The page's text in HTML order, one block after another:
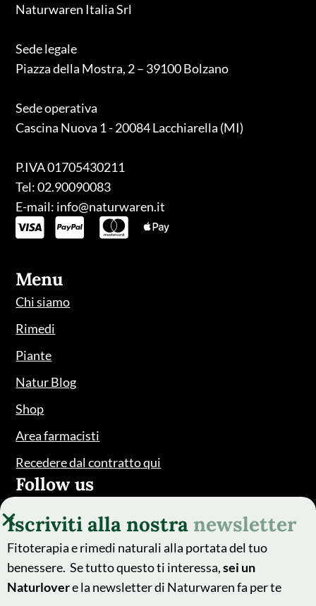
Naturwaren Italia Srl
Sede legale
Piazza della Mostra, 2 – 39100 Bolzano
Sede operativa
Cascina Nuova 1 - 20084 Lacchiarella (MI)
P.IVA 01705430211
Tel: 02.90090083
E-mail: info@naturwaren.it
Menu
Chi siamo
Rimedi
Piante
Natur Blog
Shop
Area farmacisti
Recedere dal contratto qui
Follow us
Iscriviti alla nostra newsletter
Fitoterapia e rimedi naturali alla portata del tuo
benessere. Se tutto questo ti interessa,sei un
Naturlovere la newsletter di Naturwaren fa per te